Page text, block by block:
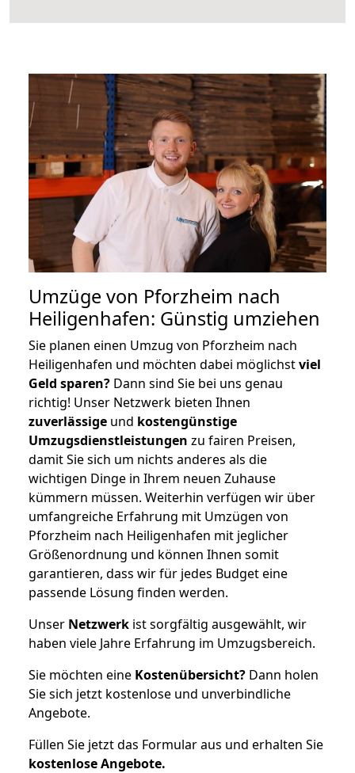
Umzüge von Pforzheim nach
Heiligenhafen: Günstig umziehen
Sie planen einen Umzug von Pforzheim nach
Heiligenhafen und möchten dabei möglichstviel
Geld sparen? Dann sind Sie bei uns genau
richtig! Unser Netzwerk bieten Ihnen
zuverlässige und kostengünstige
Umzugsdienstleistungen zu fairen Preisen,
damit Sie sich um nichts anderes als die
wichtigen Dinge in Ihrem neuen Zuhause
kümmern müssen. Weiterhin verfügen wir über
umfangreiche Erfahrung mit Umzügen von
Pforzheim nach Heiligenhafen mit jeglicher
Größenordnung und können Ihnen somit
garantieren, dass wir für jedes Budget eine
passende Lösung finden werden.
Unser Netzwerk ist sorgfältig ausgewählt, wir
haben viele Jahre Erfahrung im Umzugsbereich.
Sie möchten eine Kostenübersicht? Dann holen
Sie sich jetzt kostenlose und unverbindliche
Angebote.
Füllen Sie jetzt das Formular aus und erhalten Sie
kostenloseAngebote.